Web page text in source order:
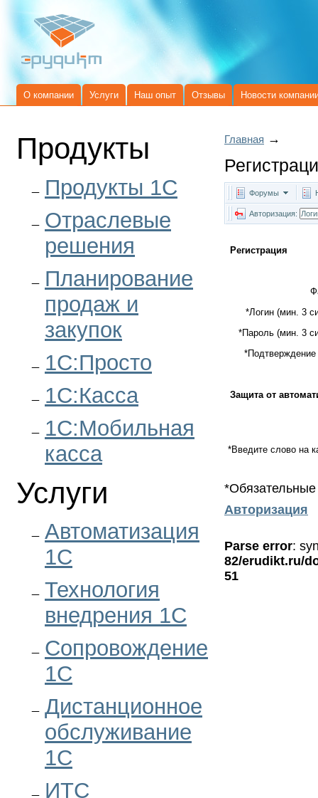
О компании Услуги Наш опыт Отзывы Новости
Продукты
Продукты 1C
Отраслевые
решения
Планирование
продаж и
закупок
1С:Просто
1С:Касса
1С:Мобильная
касса
Услуги
Автоматизация
1С
Технология
внедрения 1С
Сопровождение
1С
Дистанционное
обслуживание
1С
ИТС
Главная →
Форумы
Авторизация:
Регистрация
*Логин (мин. 3
*Пароль (мин. 3
*
Защита от
*Введите слово на
*
Авторизация
Parse error:
82/erudikt.ru/
51